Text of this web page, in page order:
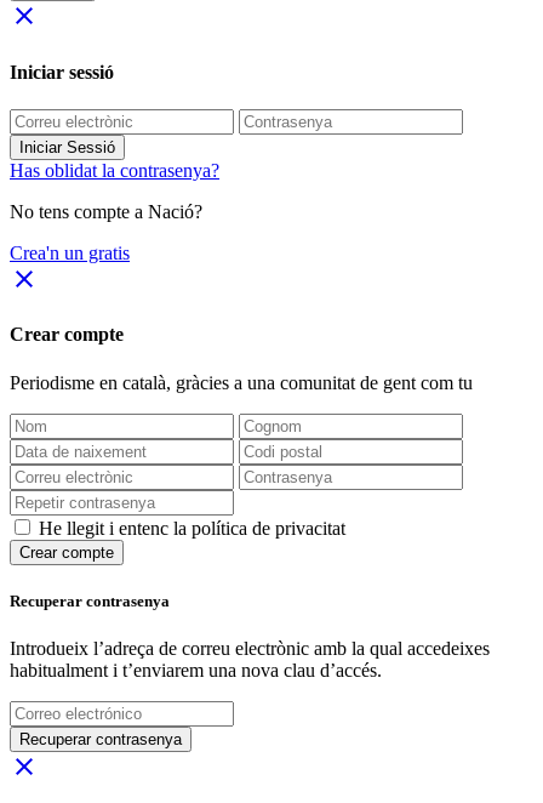
close
Iniciar sessió
Iniciar Sessió
Has oblidat la contrasenya?
No tens compte a Nació?
Crea'n un gratis
close
Crear compte
Periodisme en català, gràcies a una comunitat de gent com tu
He llegit i entenc la política de privacitat
Crear compte
Recuperar contrasenya
Introdueix l’adreça de correu electrònic amb la qual accedeixes
habitualment i t’enviarem una nova clau d’accés.
Recuperar contrasenya
close